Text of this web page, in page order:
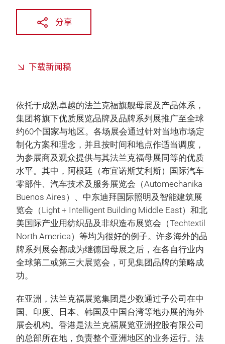
分享
下载新闻稿
依托于成熟卓越的法兰克福旗舰母展及产品体系，
集团将旗下优质展览品牌及品牌系列展推广至全球
约60个国家与地区。各场展会通过针对当地市场定
制化方案和理念，并且按时间和地点作适当调度，
为参展商及观众提供与其法兰克福母展同等的优质
水平。其中，阿根廷（布宜诺斯艾利斯）国际汽车
零部件、汽车技术及服务展览会（Automechanika
Buenos Aires）、中东迪拜国际照明及智能建筑展
览会（Light + Intelligent Building Middle East）和北
美国际产业用纺织品及非织造布展览会（Techtextil
North America）等均为很好的例子。许多海外的品
牌系列展会都成为继德国母展之后，在各自行业内
全球第二或第三大展览会，可见集团品牌的策略成
功。
在亚洲，法兰克福展览集团是少数通过子公司在中
国、印度、日本、韩国及中国台湾等地办展的海外
展会机构。香港是法兰克福展览亚洲控股有限公司
的总部所在地，负责整个亚洲地区的业务运行。法